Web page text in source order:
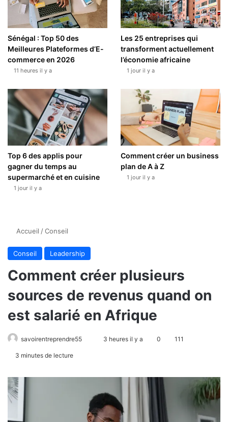
Sénégal : Top 50 des
Meilleures Plateformes d’E-
commerce en 2026
11 heures il y a
Les 25 entreprises qui
transforment actuellement
l’économie africaine
1 jour il y a
Top 6 des applis pour
gagner du temps au
supermarché et en cuisine
1 jour il y a
Comment créer un business
plan de A à Z
1 jour il y a